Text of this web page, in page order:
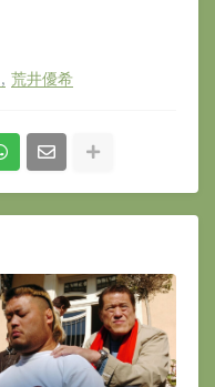
荒井優希